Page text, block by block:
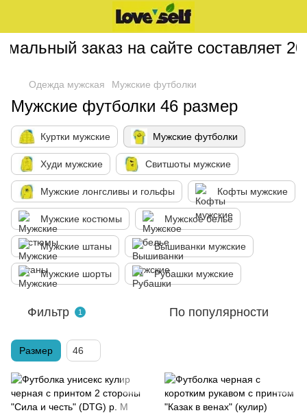
заказ на сайте составляет 200
Одежда мужская Мужские футболки
Мужские футболки 46 размер
Куртки мужские Мужские футболки
Худи мужские Свитшоты мужские
Мужские лонгсливы и гольфы Кофты мужские
Мужские костюмы Мужское белье
Мужские штаны Вышиванки мужские
Мужские шорты Рубашки мужские
Фильтр 1 По популярности
Размер 46